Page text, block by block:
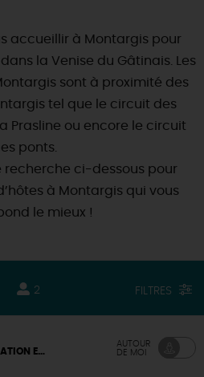
LES ACTIVITÉS
nique
?
DE VIVRE
de la Faïencerie de
Gien !
de festivals 🎉
de la nature en 2026
famille dans le Loiret !
&SERVICES
MAINTENANT
accueillir à Montargis pour
la Venise du Gâtinais. Les
sont à proximité des
tel que le circuit des
Prasline ou encore le circuit
ponts.
recherche ci-dessous pour
à Montargis qui vous
le mieux !
2 FILTRES
EN LIGNE DISPONIBLE
AUTOUR
DE MOI